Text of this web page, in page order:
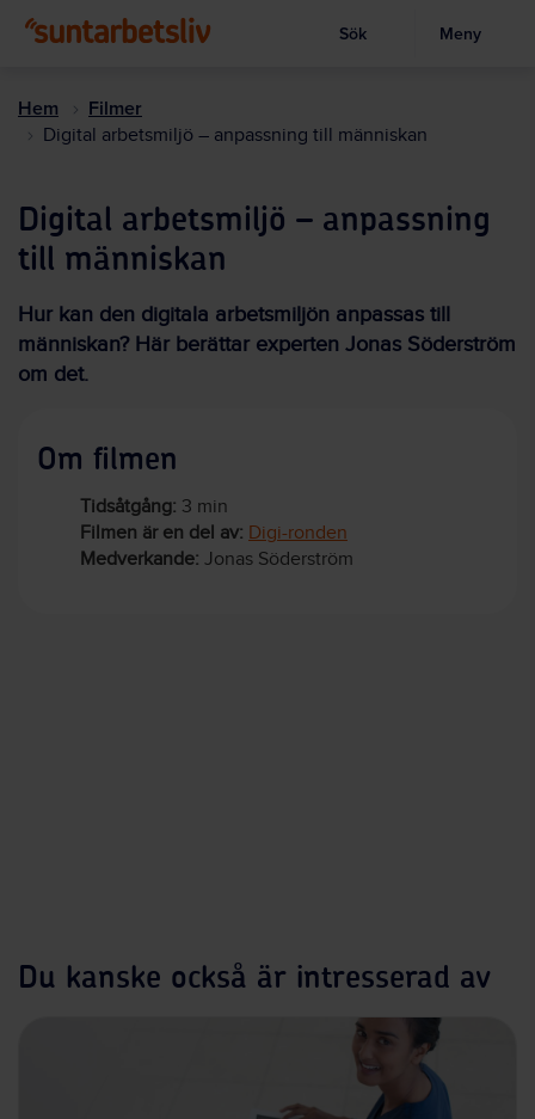
huvudinnehållet
Visa sökruta
Sök Meny
Hem Filmer
Digital arbetsmiljö – anpassning till människan
Digital arbetsmiljö – anpassning
till människan
Hur kan den digitala arbetsmiljön anpassas till
människan? Här berättar experten Jonas Söderström
om det.
Om filmen
Tidsåtgång: 3 min
Filmen är en del av: Digi-ronden
Medverkande: Jonas Söderström
Du kanske också är intresserad av